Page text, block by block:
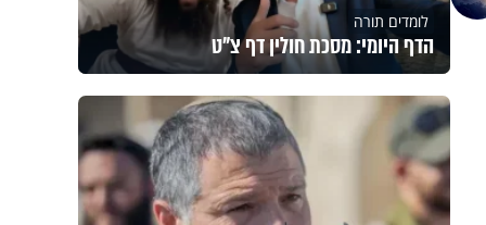
לומדים תורה
הדף היומי: מסכת חולין דף צ"ט